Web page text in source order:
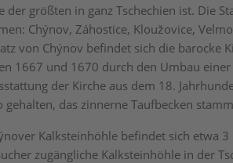
der größten in ganz Tschechien ist. Die
Chýnov, Záhostice, Kloužovice,
von Chýnov befindet sich die barocke
1667 und 1670 durch den Umbau
der Kirche aus dem 18.
gehalten, das zinnerne Taufbecken
Kalksteinhöhle befindet sich etwa
zugängliche Kalksteinhöhle in der